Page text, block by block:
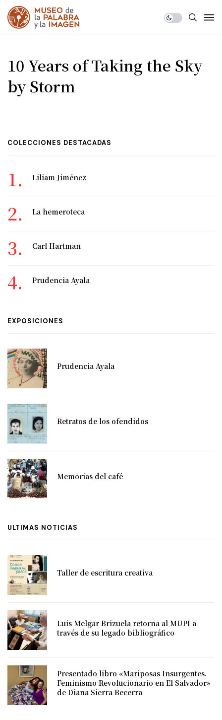
10 Years of Taking the Sky
by Storm
COLECCIONES DESTACADAS
Liliam Jiménez
La hemeroteca
Carl Hartman
Prudencia Ayala
EXPOSICIONES
Prudencia Ayala
Retratos de los ofendidos
Memorias del café
ULTIMAS NOTICIAS
Taller de escritura creativa
Luis Melgar Brizuela retorna al MUPI a
través de su legado bibliográfico
Presentado libro «Mariposas Insurgentes.
Feminismo Revolucionario en El Salvador»
de Diana Sierra Becerra